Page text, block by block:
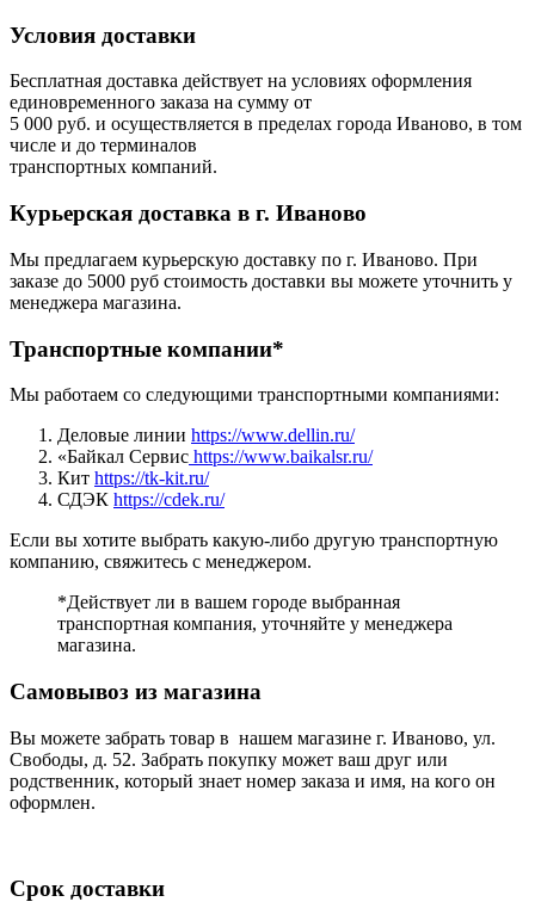
Условия доставки
Бесплатная доставка действует на условиях оформления
единовременного заказа на сумму от
5 000 руб. и осуществляется в пределах города Иваново, в том
числе и до терминалов
транспортных компаний.
Курьерская доставка в г. Иваново
Мы предлагаем курьерскую доставку по г. Иваново. При
заказе до 5000 руб стоимость доставки вы можете уточнить у
менеджера магазина.
Транспортные компании*
Мы работаем со следующими транспортными компаниями:
Деловые линии https://www.dellin.ru/
«Байкал Сервис https://www.baikalsr.ru/
Кит https://tk-kit.ru/
СДЭК https://cdek.ru/
Если вы хотите выбрать какую-либо другую транспортную
компанию, свяжитесь с менеджером.
*Действует ли в вашем городе выбранная
транспортная компания, уточняйте у менеджера
магазина.
Самовывоз из магазина
Вы можете забрать товар в нашем магазине г. Иваново, ул.
Свободы, д. 52. Забрать покупку может ваш друг или
родственник, который знает номер заказа и имя, на кого он
оформлен.
Срок доставки